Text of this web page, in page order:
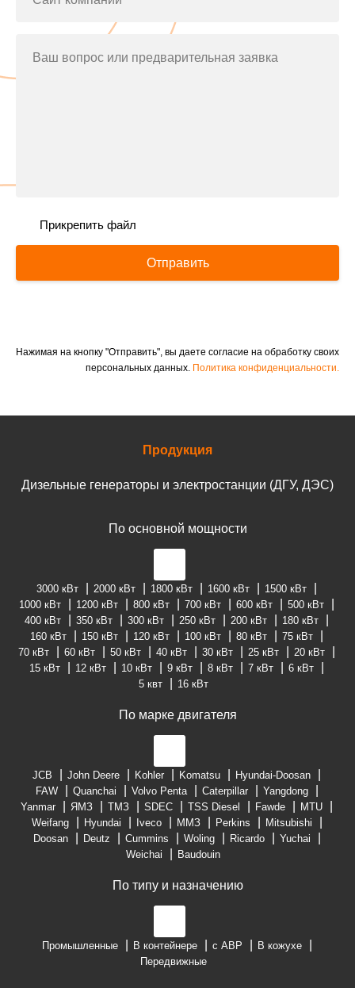
Ваш вопрос или предварительная заявка
Прикрепить файл
Отправить
Нажимая на кнопку "Отправить", вы даете согласие на обработку своих
персональных данных. Политика конфиденциальности.
Продукция
Дизельные генераторы и электростанции (ДГУ, ДЭС)
По основной мощности
3000 кВт 2000 кВт 1800 кВт 1600 кВт
1500 кВт
1000 кВт
1200 кВт 800 кВт 700 кВт 600 кВт
500 кВт
400 кВт
350 кВт 300 кВт 250 кВт 200 кВт
180 кВт
160 кВт
150 кВт 120 кВт 100 кВт 80 кВт
75 кВт
70 кВт
60 кВт 50 кВт 40 кВт 30 кВт 25 кВт
20 кВт
15 кВт
12 кВт 10 кВт 9 кВт 8 кВт 7 кВт
6 кВт
5 квт
16 кВт
По марке двигателя
JCB John Deere Kohler Komatsu
Hyundai-Doosan
FAW
Quanchai Volvo Penta Caterpillar
Yangdong
Yanmar
ЯМЗ ТМЗ SDEC TSS Diesel Fawde
MTU
Weifang
Hyundai Iveco ММЗ Perkins
Mitsubishi
Doosan
Deutz Cummins Woling Ricardo
Yuchai
Weichai
Baudouin
По типу и назначению
Промышленные В контейнере с АВР
В кожухе
Передвижные